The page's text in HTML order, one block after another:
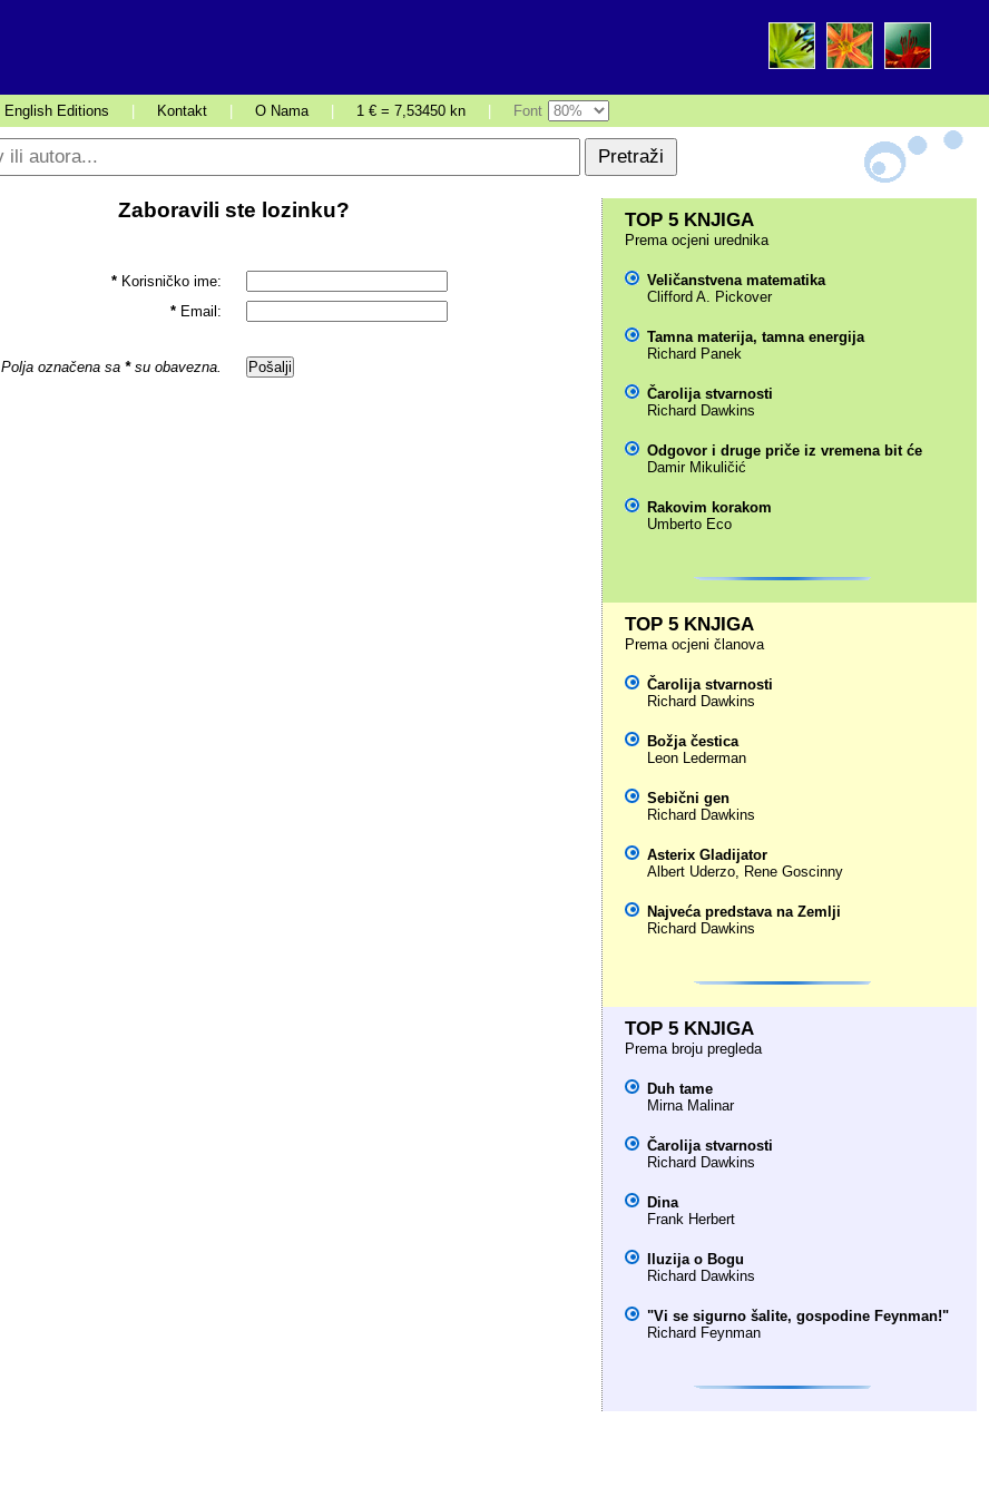
English Editions Kontakt O Nama 1 € = 7,53450 kn Font
Zaboravili ste lozinku?
* Korisničko ime:
* Email:
Polja označena sa *su obavezna.
TOP 5 KNJIGA
Prema ocjeni urednika
Veličanstvena matematika
Clifford A. Pickover
Tamna materija, tamna energija
Richard Panek
Čarolija stvarnosti
Richard Dawkins
Odgovor i druge priče iz vremena bit će
Damir Mikuličić
Rakovim korakom
Umberto Eco
TOP 5 KNJIGA
Prema ocjeni članova
Čarolija stvarnosti
Richard Dawkins
Božja čestica
Leon Lederman
Sebični gen
Richard Dawkins
Asterix Gladijator
Albert Uderzo, Rene Goscinny
Najveća predstava na Zemlji
Richard Dawkins
TOP 5 KNJIGA
Prema broju pregleda
Duh tame
Mirna Malinar
Čarolija stvarnosti
Richard Dawkins
Dina
Frank Herbert
Iluzija o Bogu
Richard Dawkins
"Vi se sigurno šalite, gospodine Feynman!"
Richard Feynman